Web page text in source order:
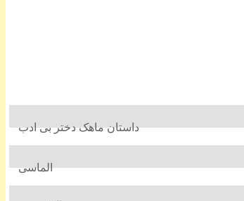
داستان ماهک دختر بی ادب
الماسی